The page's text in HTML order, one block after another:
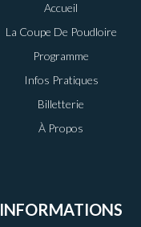
Accueil
La Coupe De Poudloire
Programme
Infos Pratiques
Billetterie
À Propos
INFORMATIONS